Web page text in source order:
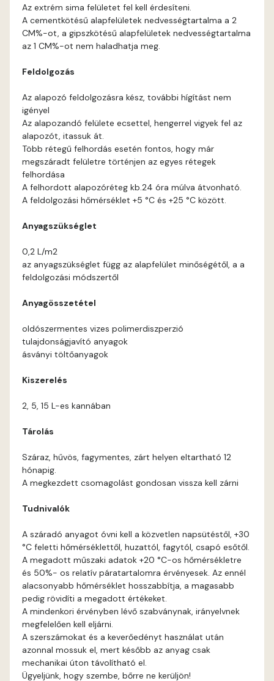
Brick E
Caramel E
Citrus C
Citrus D
Citrus E
Fern E
Fir E
Graphit E
Grass-green E
Heide C
Heide D
Az extrém sima felületet fel kell érdesíteni.
A cementkötésű alapfelületek nedvességtartalma a 2
CM%-ot, a gipszkötésű alapfelületek nedvességtartalma
az 1 CM%-ot nem haladhatja meg.
Feldolgozás
Az alapozó feldolgozásra kész, további hígítást nem
igényel
Az alapozandó felülete ecsettel, hengerrel vigyek fel az
alapozót, itassuk át.
Több rétegű felhordás esetén fontos, hogy már
megszáradt felületre történjen az egyes rétegek
felhordása
A felhordott alapozóréteg kb.24 óra múlva átvonható.
A feldolgozási hőmérséklet +5 °C és +25 °C között.
Anyagszükséglet
0,2 L/m2
az anyagszükséglet függ az alapfelület minőségétől, a a
feldolgozási módszertől
Anyagösszetétel
oldószermentes vizes polimerdiszperzió
tulajdonságjavító anyagok
ásványi töltőanyagok
Kiszerelés
2, 5, 15 L-es kannában
Tárolás
Száraz, hűvös, fagymentes, zárt helyen eltartható 12
hónapig.
A megkezdett csomagolást gondosan vissza kell zárni
Tudnivalók
A száradó anyagot óvni kell a közvetlen napsütéstől, +30
°C feletti hőmérséklettől, huzattól, fagytól, csapó esőtől.
A megadott műszaki adatok +20 °C-os hőmérsékletre
és 50%- os relatív páratartalomra érvényesek. Az ennél
alacsonyabb hőmérséklet hosszabbítja, a magasabb
pedig rövidíti a megadott értékeket.
A mindenkori érvényben lévő szabványnak, irányelvnek
megfelelően kell eljárni.
A szerszámokat és a keverőedényt használat után
azonnal mossuk el, mert később az anyag csak
mechanikai úton távolítható el.
Ügyeljünk, hogy szembe, bőrre ne kerüljön!